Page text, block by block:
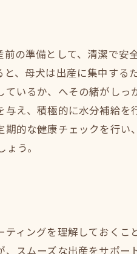
の準備として、清潔で
、母犬は出産に集中する
いるか、へその緒がし
え、積極的に水分補給
的な健康チェックを行
う。
ィングを理解しておくこ
スムーズな出産をサポ